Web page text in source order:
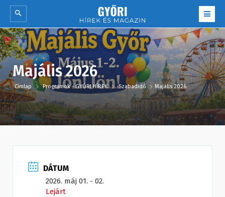
Majális 2026
Címlap Programok - GYŐRI HÍREK Szabadidő Majális 2026
DÁTUM
2026. máj 01. - 02.
Lejárt